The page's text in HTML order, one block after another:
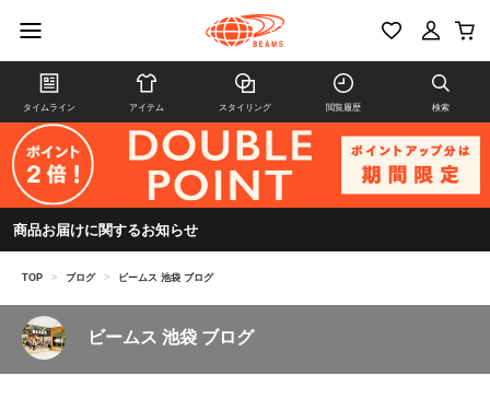
タイムライン アイテム スタイリング 閲覧履歴 検索
商品お届けに関するお知らせ
TOP > ブログ > ビームス 池袋 ブログ
ビームス 池袋 ブログ